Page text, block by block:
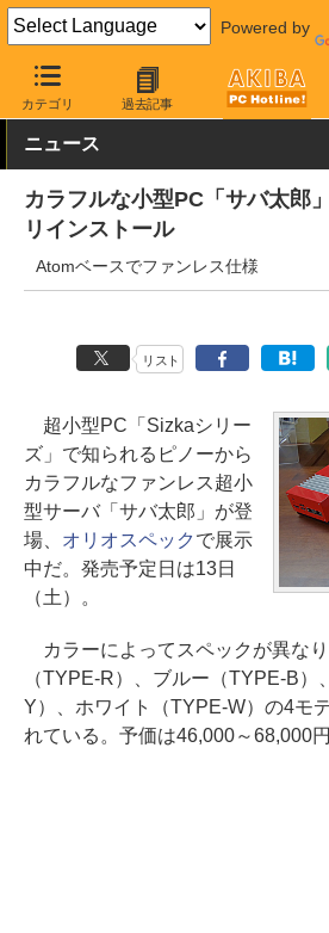
Powered by
カテゴリ 過去記事
AKIBA PC Hotline! PC本体・ソフト
ニュース
カラフルな小型PC「サバ太郎
リインストール
Atomベースでファンレス仕様
リスト
超小型PC「Sizkaシリー
ズ」で知られるピノーから
カラフルなファンレス超小
型サーバ「サバ太郎」が登
場、 オリオスペック で展示
中だ。発売予定日は13日
（土）。
カラーによってスペックが異な
（TYPE-R）、ブルー（TYPE-B）
Y）、ホワイト（TYPE-W）の4モ
れている。予価は46,000～68,000円